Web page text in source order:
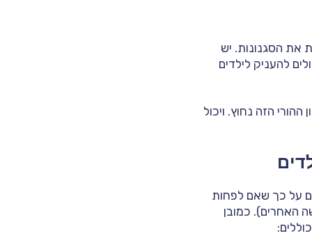
את הסגנונות. יש
להעניק לילדים
הזה נחוץ. ויכול
על כך שאם לפחות
האחרים). כמובן